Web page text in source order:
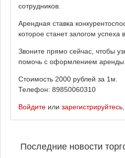
сотрудников.
Арендная ставка
которое станет залогом
Звоните прямо сейчас, чтобы
помочь с оформлением
Стоимость 2000 рублей за 1м.
Телефон: 89850060310
Войдите или зарегистрируйтесь
Последние новости